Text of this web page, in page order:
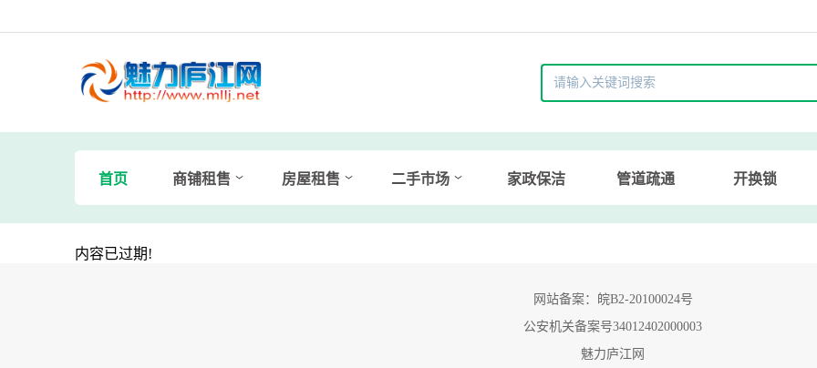
首页 商铺租售 房屋租售 二手市场 家政保洁 管道疏通 开换锁
内容已过期!
网站备案：皖B2-20100024号
公安机关备案号34012402000003
魅力庐江网